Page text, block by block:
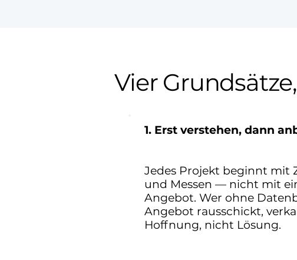
Vier
1. Erst verstehen, dann
Jedes Projekt beginnt mit
und Messen — nicht mit
Angebot. Wer ohne
Angebot rausschickt,
Hoffnung, nicht Lösung.